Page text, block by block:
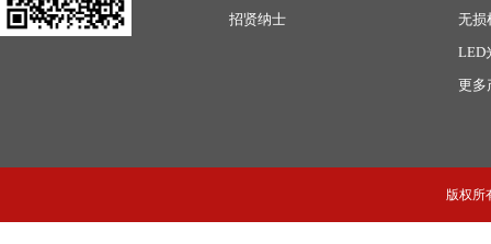
招贤纳士
无损
LED
更多
版权所